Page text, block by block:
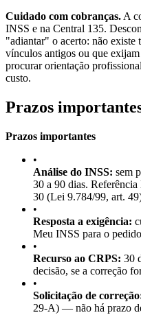
Cuidado com cobranças. A
INSS e na Central 135.
"adiantar" o acerto: não existe
vínculos antigos ou que
procurar orientação
custo.
Prazos
Prazos importantes
•
Análise do INSS: sem
30 a 90 dias.
30 (Lei 9.784/99, art.
•
Resposta a exigência:
Meu INSS para o
•
Recurso ao CRPS: 30
decisão, se a correção
•
Solicitação de
29-A) — não há prazo